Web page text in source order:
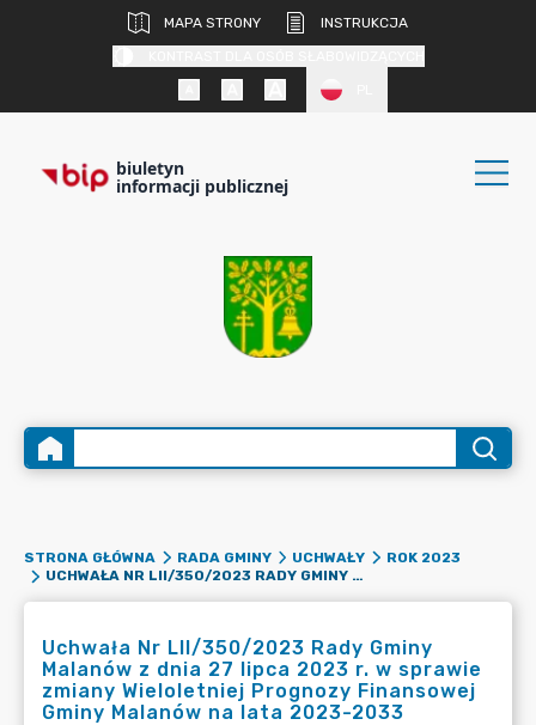
MAPA STRONY
INSTRUKCJA
biuletyn
informacji publicznej
STRONA GŁÓWNA RADA GMINY UCHWAŁY
ROK 2023
UCHWAŁA NR LII/350/2023 RADY GMINY MALANÓW Z DNIA 27 LIPCA 2023 R. W SPRAWIE ZMIANY WIELOLETNIEJ PROGNOZY FINANSOWEJ GMINY MALANÓW NA LATA 2023-2033
Uchwała Nr LII/350/2023 Rady Gminy
Malanów z dnia 27 lipca 2023 r. w sprawie
zmiany Wieloletniej Prognozy Finansowej
Gminy Malanów na lata 2023-2033